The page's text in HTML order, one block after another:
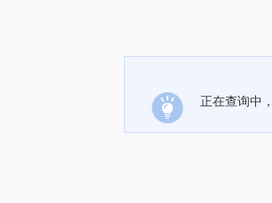
正在查询中